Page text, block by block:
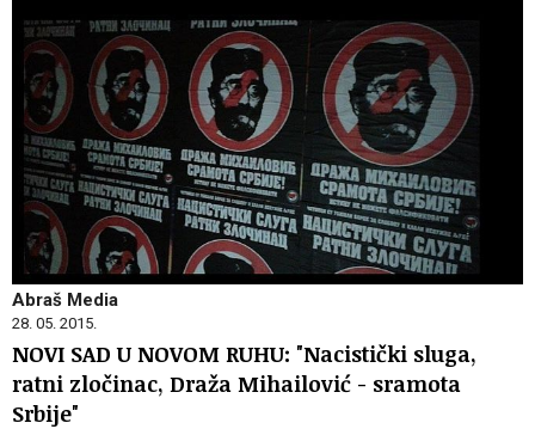
Abraš Media
28. 05. 2015.
NOVI SAD U NOVOM RUHU: "Nacistički sluga,
ratni zločinac, Draža Mihailović - sramota
Srbije"